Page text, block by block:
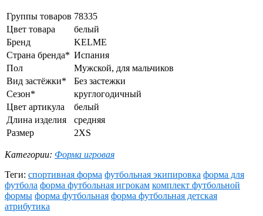
Группы товаров 78335
Цвет товара
белый
Бренд
KELME
Страна бренда* Испания
Пол
Мужской, для мальчиков
Вид застёжки*
Без застежки
Сезон*
круглогодичный
Цвет артикула
белый
Длина изделия
средняя
Размер
2XS
Категории: Форма игровая
Теги: спортивная форма футбольная экипировка форма для
футбола форма футбольная игрокам комплект футбольной
формы форма футбольная форма футбольная детская
атрибутика